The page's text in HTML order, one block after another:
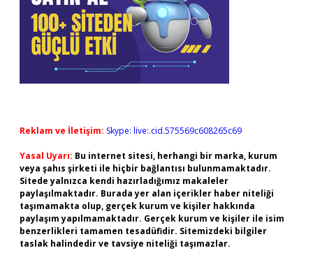
Reklam ve İletişim: Skype: live:.cid.575569c608265c69
Yasal Uyarı: Bu internet sitesi, herhangi bir marka, kurum
veya şahıs şirketi ile hiçbir bağlantısı bulunmamaktadır.
Sitede yalnızca kendi hazırladığımız makaleler
paylaşılmaktadır. Burada yer alan içerikler haber niteliği
taşımamakta olup, gerçek kurum ve kişiler hakkında
paylaşım yapılmamaktadır. Gerçek kurum ve kişiler ile isim
benzerlikleri tamamen tesadüfidir. Sitemizdeki bilgiler
taslak halindedir ve tavsiye niteliği taşımazlar.